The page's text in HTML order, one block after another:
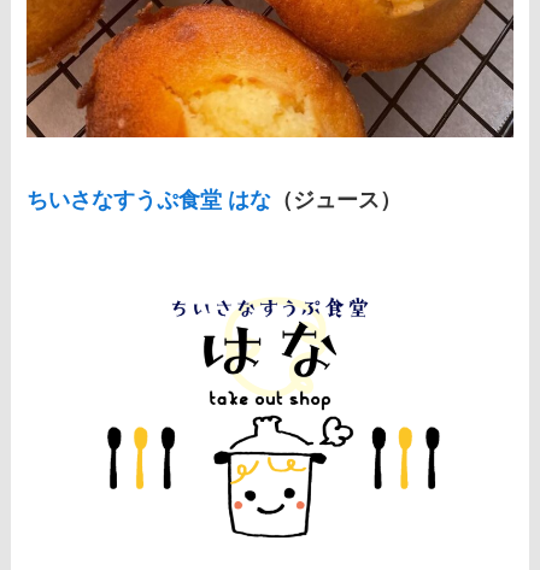
ちいさなすうぷ食堂 はな （ジュース）